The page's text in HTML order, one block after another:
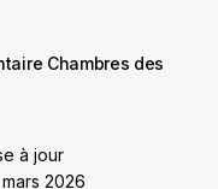
Chambres des
à jour
2026